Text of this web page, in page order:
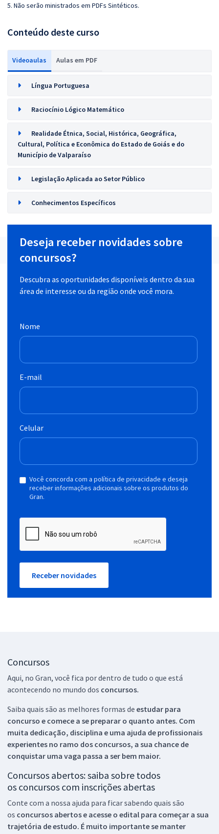
5. Não serão ministrados em PDFs Sintéticos.
Conteúdo deste curso
Videoaulas Aulas em PDF
Língua Portuguesa
Raciocínio Lógico Matemático
Realidade Étnica, Social, Histórica, Geográfica,
Cultural, Política e Econômica do Estado de Goiás e do
Município de Valparaíso
Legislação Aplicada ao Setor Público
Conhecimentos Específicos
Deseja receber novidades sobre
concursos?
Descubra as oportunidades disponíveis dentro da sua
área de interesse ou da região onde você mora.
Nome
E-mail
Celular
Você concorda com a política de privacidade e deseja
receber informações adicionais sobre os produtos do
Gran.
Receber novidades
Concursos
Aqui, no Gran, você fica por dentro de tudo o que está
acontecendo no mundo dos concursos.
Saiba quais são as melhores formas de estudar para
concurso e comece a se preparar o quanto antes. Com
muita dedicação, disciplina e uma ajuda de profissionais
experientes no ramo dos concursos, a sua chance de
conquistar uma vaga passa a ser bem maior.
Concursos abertos: saiba sobre todos
os concursos com inscrições abertas
Conte com a nossa ajuda para ficar sabendo quais são
os concursos abertos e acesse o edital para começar a sua
trajetória de estudo. É muito importante se manter